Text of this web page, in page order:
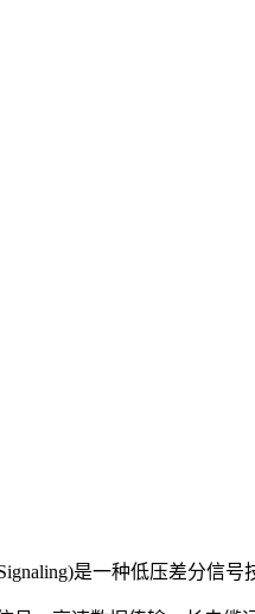
是一种低压差分信号